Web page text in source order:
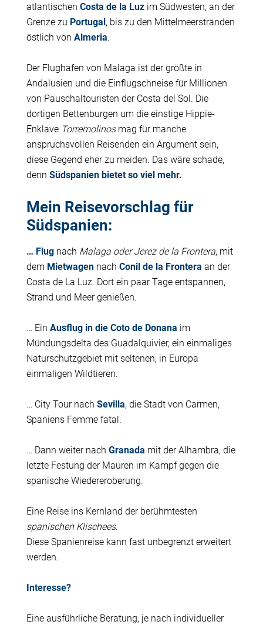
atlantischen Costa de la Luzim Südwesten, an der
Grenze zu Portugal, bis zu den Mittelmeerstränden
östlich von Almeria.
Der Flughafen von Malaga ist der größte in
Andalusien und die Einflugschneise für Millionen
von Pauschaltouristen der Costa del Sol. Die
dortigen Bettenburgen um die einstige Hippie-
Enklave Torremolinosmag für manche
anspruchsvollen Reisenden ein Argument sein,
diese Gegend eher zu meiden. Das wäre schade,
denn Südspanien bietet so viel mehr.
Mein Reisevorschlag für
Südspanien:
… Flugnach Malaga oder Jerez de la Frontera, mit
dem Mietwagennach Conil de la Frontera an der
Costa de La Luz. Dort ein paar Tage entspannen,
Strand und Meer genießen.
… Ein Ausflug in die Coto de Donana im
Mündungsdelta des Guadalquivier, ein einmaliges
Naturschutzgebiet mit seltenen, in Europa
einmaligen Wildtieren.
… City Tour nach Sevilla, die Stadt von Carmen,
Spaniens Femme fatal.
… Dann weiter nach Granada mit der Alhambra, die
letzte Festung der Mauren im Kampf gegen die
spanische Wiedereroberung.
Eine Reise ins Kernland der berühmtesten
spanischen Klischees.
Diese Spanienreise kann fast unbegrenzt erweitert
werden.
Interesse?
Eine ausführliche Beratung, je nach individueller